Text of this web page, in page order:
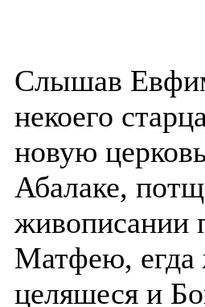
Слышав
некоего
новую
Абалаке,
живописании
Матфею, егда
целяшеся и